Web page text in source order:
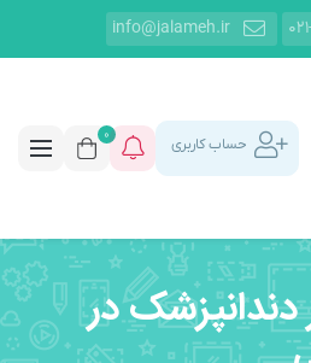
info@jalameh.ir
حساب کاربری
0
در